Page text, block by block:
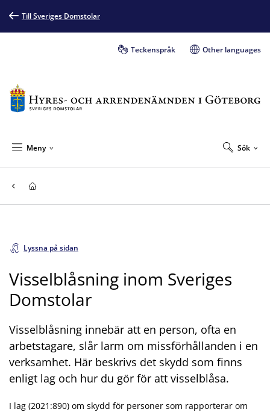
Till Sveriges Domstolar
Teckenspråk Other languages
Sök
Meny
Lyssna på sidan
Visselblåsning inom Sveriges
Domstolar
Visselblåsning innebär att en person, ofta en
arbetstagare, slår larm om missförhållanden i en
verksamhet. Här beskrivs det skydd som finns
enligt lag och hur du gör för att visselblåsa.
I lag (2021:890) om skydd för personer som rapporterar om